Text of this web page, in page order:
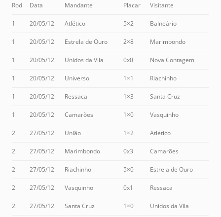
Rod Data Mandante Placar Visitante
1 20/05/12 Atlético 5×2 Balneário
1 20/05/12 Estrela de Ouro 2×8 Marimbondo
1 20/05/12 Unidos da Vila 0x0 Nova Contagem
1 20/05/12 Universo 1×1 Riachinho
1 20/05/12 Ressaca 1×3 Santa Cruz
1 20/05/12 Camarões 1×0 Vasquinho
2 27/05/12 União 1×2 Atlético
2 27/05/12 Marimbondo 0x3 Camarões
2 27/05/12 Riachinho 5×0 Estrela de Ouro
2 27/05/12 Vasquinho 0x1 Ressaca
2 27/05/12 Santa Cruz 1×0 Unidos da Vila